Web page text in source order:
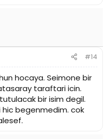
#14
hocaya. Seimone bir
taraftari icin.
bir isim degil.
hic begenmedim. cok